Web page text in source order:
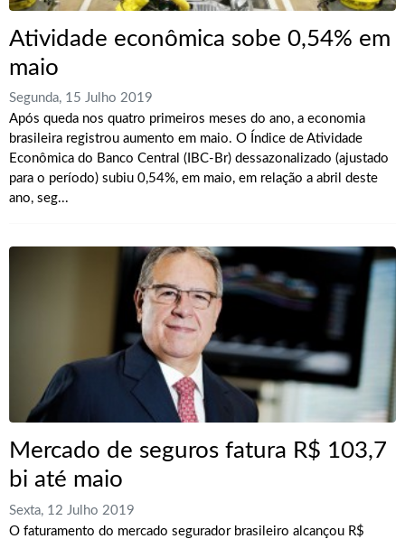
Atividade econômica sobe 0,54% em
maio
Segunda, 15 Julho 2019
Após queda nos quatro primeiros meses do ano, a economia
brasileira registrou aumento em maio. O Índice de Atividade
Econômica do Banco Central (IBC-Br) dessazonalizado (ajustado
para o período) subiu 0,54%, em maio, em relação a abril deste
ano, seg...
Mercado de seguros fatura R$ 103,7
bi até maio
Sexta, 12 Julho 2019
O faturamento do mercado segurador brasileiro alcançou R$